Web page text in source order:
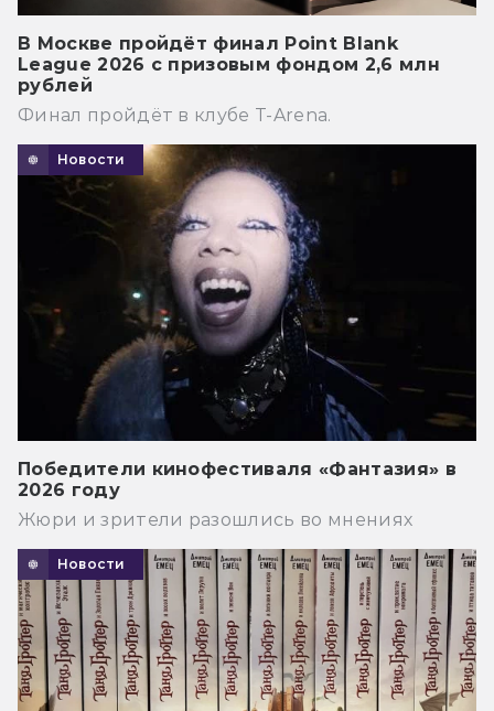
В Москве пройдёт финал Point Blank
League 2026 с призовым фондом 2,6 млн
рублей
Финал пройдёт в клубе T-Arena.
Новости
Победители кинофестиваля «Фантазия» в
2026 году
Жюри и зрители разошлись во мнениях
Новости